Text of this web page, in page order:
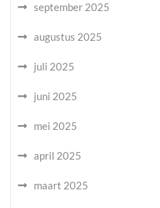
september 2025
augustus 2025
juli 2025
juni 2025
mei 2025
april 2025
maart 2025